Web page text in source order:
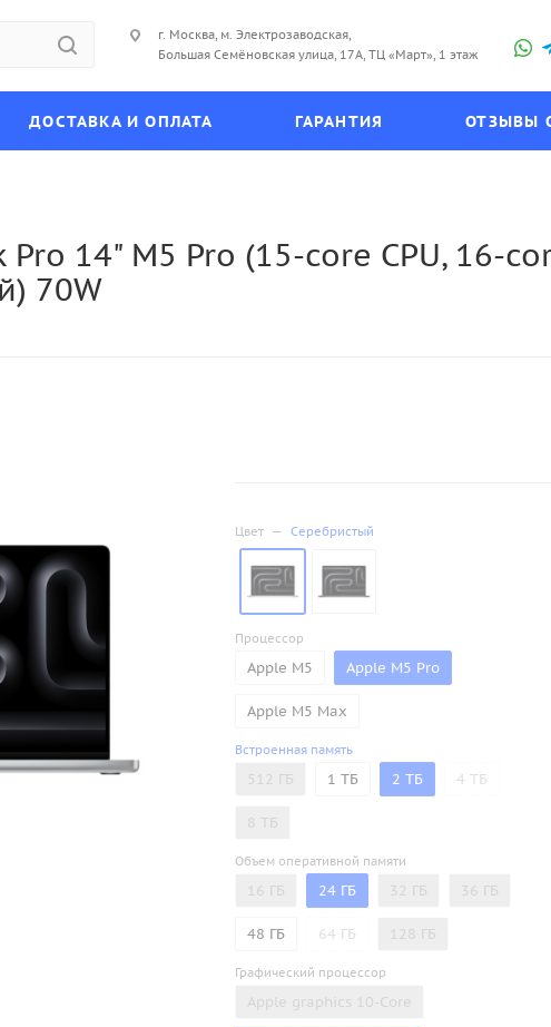
г. Москва, м. Электрозаводская,
Большая Семёновская улица, 17А, ТЦ «Март», 1 этаж
ДОСТАВКА И ОПЛАТА ГАРАНТИЯ ОТЗЫВЫ
14" M5 Pro (15-core CPU, 16-
70W
Цвет — Серебристый
Процессор
Apple M5 Apple M5 Pro
Apple M5 Max
Встроенная память
512 ГБ 1 ТБ 2 ТБ 4 ТБ
8 ТБ
Объем оперативной памяти
16 ГБ 24 ГБ 32 ГБ 36 ГБ
48 ГБ 64 ГБ 128 ГБ
Графический процессор
Apple graphics 10-Core